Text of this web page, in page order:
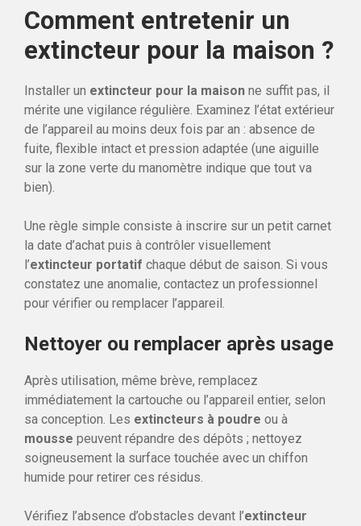
Comment entretenir un
extincteur pour la maison ?
Installer un extincteur pour la maison ne suffit pas, il
mérite une vigilance régulière. Examinez l’état extérieur
de l’appareil au moins deux fois par an : absence de
fuite, flexible intact et pression adaptée (une aiguille
sur la zone verte du manomètre indique que tout va
bien).
Une règle simple consiste à inscrire sur un petit carnet
la date d’achat puis à contrôler visuellement
l’extincteur portatif chaque début de saison. Si vous
constatez une anomalie, contactez un professionnel
pour vérifier ou remplacer l’appareil.
Nettoyer ou remplacer après usage
Après utilisation, même brève, remplacez
immédiatement la cartouche ou l’appareil entier, selon
sa conception. Les extincteurs à poudre ou à
mousse peuvent répandre des dépôts ; nettoyez
soigneusement la surface touchée avec un chiffon
humide pour retirer ces résidus.
Vérifiez l’absence d’obstacles devant l’extincteur